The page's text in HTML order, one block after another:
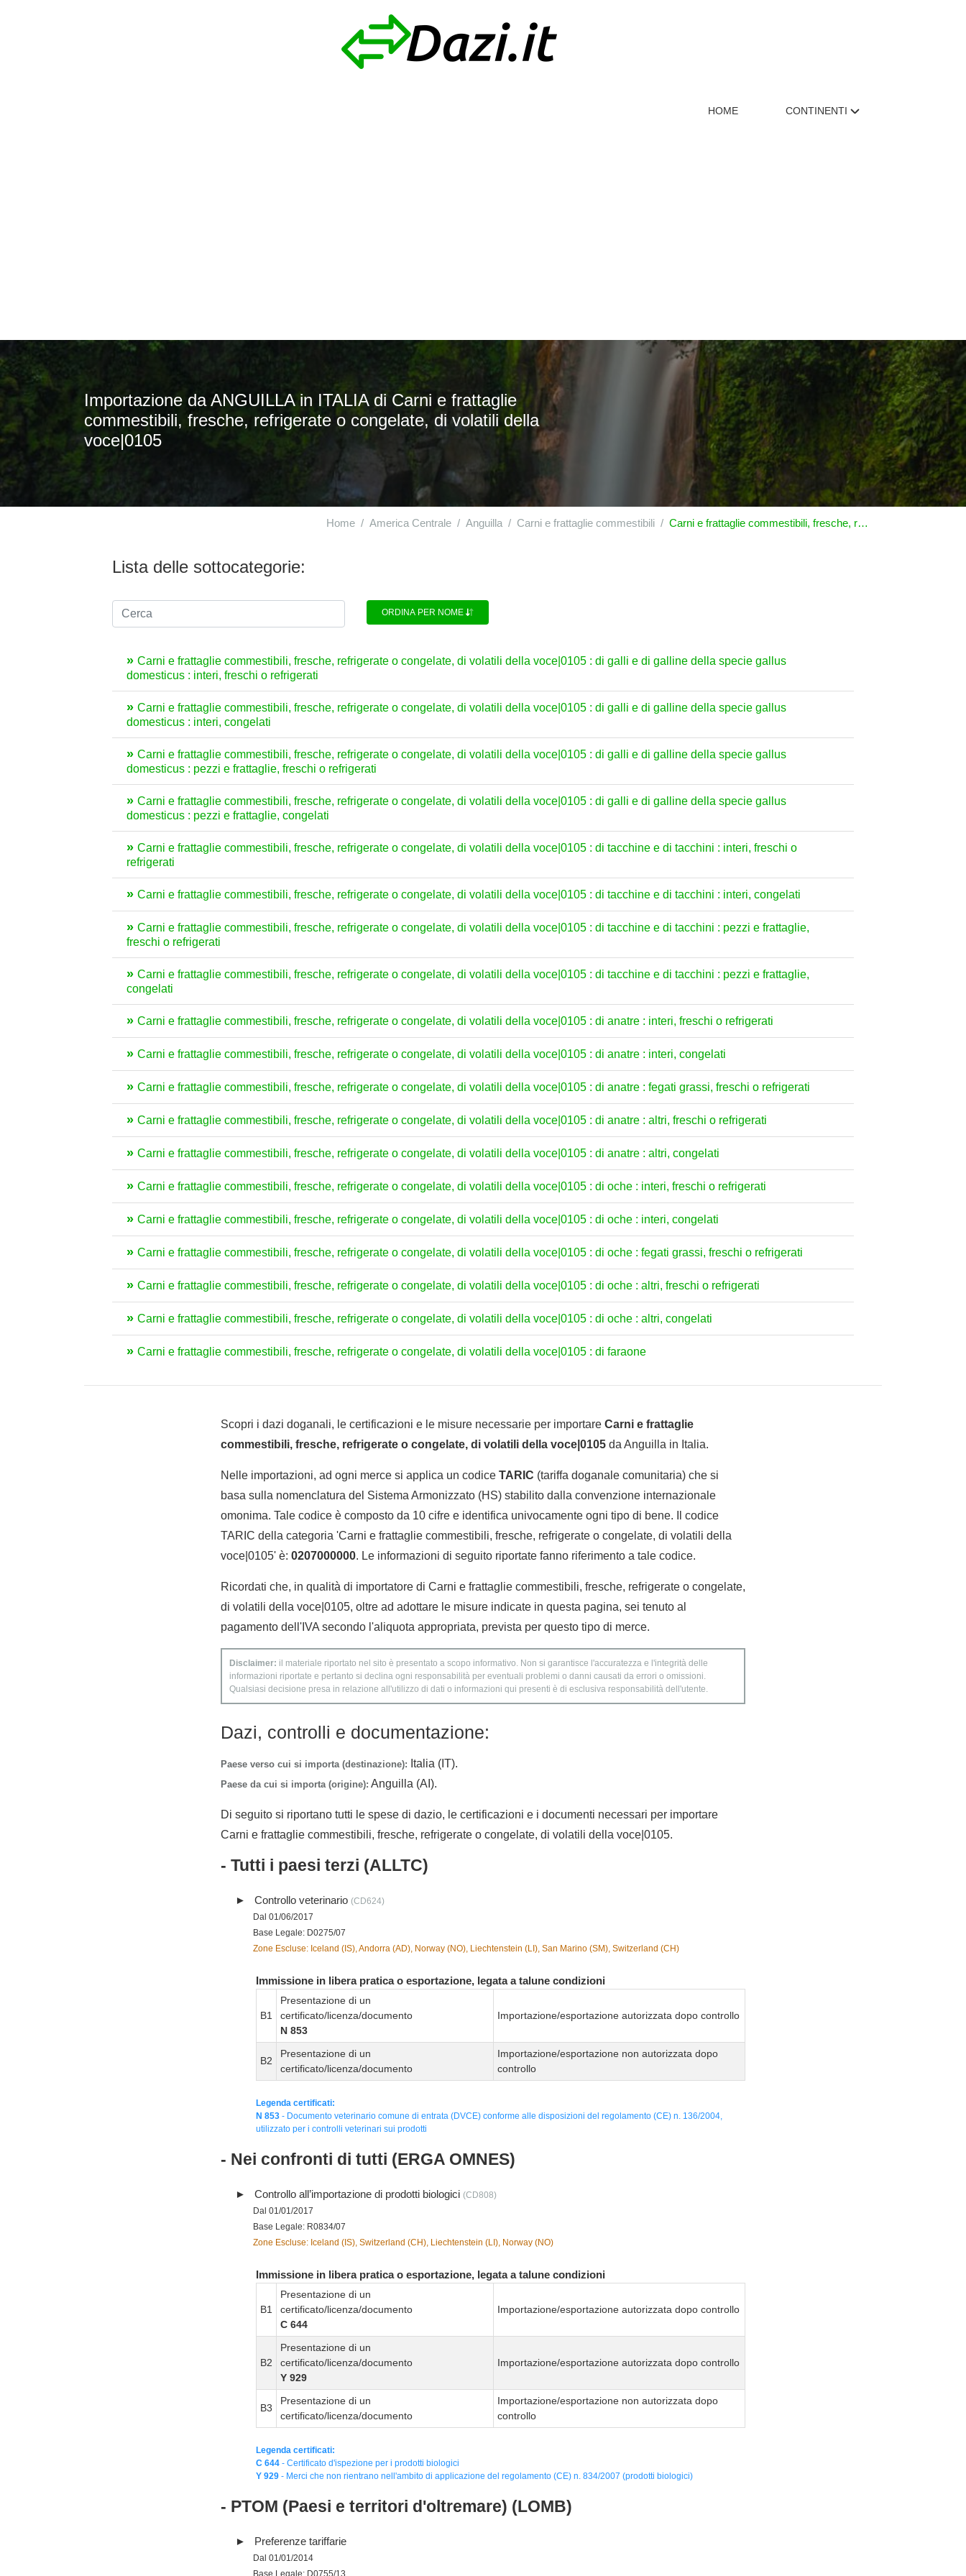
HOME CONTINENTI
Importazione da ANGUILLA in ITALIA di Carni e frattaglie
commestibili, fresche, refrigerate o congelate, di volatili della
voce|0105
Home America Centrale Anguilla Carni e frattaglie commestibili Carni e frattaglie commestibili, fresche, refrigerate o congelate, di volatili della voce|0105
Lista delle sottocategorie:
ORDINA PER NOME
Carni e frattaglie commestibili, fresche, refrigerate o congelate, di volatili della voce|0105 : di galli e di galline della specie gallus
domesticus : interi, freschi o refrigerati
Carni e frattaglie commestibili, fresche, refrigerate o congelate, di volatili della voce|0105 : di galli e di galline della specie gallus
domesticus : interi, congelati
Carni e frattaglie commestibili, fresche, refrigerate o congelate, di volatili della voce|0105 : di galli e di galline della specie gallus
domesticus : pezzi e frattaglie, freschi o refrigerati
Carni e frattaglie commestibili, fresche, refrigerate o congelate, di volatili della voce|0105 : di galli e di galline della specie gallus
domesticus : pezzi e frattaglie, congelati
Carni e frattaglie commestibili, fresche, refrigerate o congelate, di volatili della voce|0105 : di tacchine e di tacchini : interi, freschi o
refrigerati
Carni e frattaglie commestibili, fresche, refrigerate o congelate, di volatili della voce|0105 : di tacchine e di tacchini : interi, congelati
Carni e frattaglie commestibili, fresche, refrigerate o congelate, di volatili della voce|0105 : di tacchine e di tacchini : pezzi e frattaglie,
freschi o refrigerati
Carni e frattaglie commestibili, fresche, refrigerate o congelate, di volatili della voce|0105 : di tacchine e di tacchini : pezzi e frattaglie,
congelati
Carni e frattaglie commestibili, fresche, refrigerate o congelate, di volatili della voce|0105 : di anatre : interi, freschi o refrigerati
Carni e frattaglie commestibili, fresche, refrigerate o congelate, di volatili della voce|0105 : di anatre : interi, congelati
Carni e frattaglie commestibili, fresche, refrigerate o congelate, di volatili della voce|0105 : di anatre : fegati grassi, freschi o refrigerati
Carni e frattaglie commestibili, fresche, refrigerate o congelate, di volatili della voce|0105 : di anatre : altri, freschi o refrigerati
Carni e frattaglie commestibili, fresche, refrigerate o congelate, di volatili della voce|0105 : di anatre : altri, congelati
Carni e frattaglie commestibili, fresche, refrigerate o congelate, di volatili della voce|0105 : di oche : interi, freschi o refrigerati
Carni e frattaglie commestibili, fresche, refrigerate o congelate, di volatili della voce|0105 : di oche : interi, congelati
Carni e frattaglie commestibili, fresche, refrigerate o congelate, di volatili della voce|0105 : di oche : fegati grassi, freschi o refrigerati
Carni e frattaglie commestibili, fresche, refrigerate o congelate, di volatili della voce|0105 : di oche : altri, freschi o refrigerati
Carni e frattaglie commestibili, fresche, refrigerate o congelate, di volatili della voce|0105 : di oche : altri, congelati
Carni e frattaglie commestibili, fresche, refrigerate o congelate, di volatili della voce|0105 : di faraone
Scopri i dazi doganali, le certificazioni e le misure necessarie per importare Carni e frattaglie
commestibili, fresche, refrigerate o congelate, di volatili della voce|0105 da Anguilla in Italia.
Nelle importazioni, ad ogni merce si applica un codice TARIC (tariffa doganale comunitaria) che si
basa sulla nomenclatura del Sistema Armonizzato (HS) stabilito dalla convenzione internazionale
omonima. Tale codice è composto da 10 cifre e identifica univocamente ogni tipo di bene. Il codice
TARIC della categoria 'Carni e frattaglie commestibili, fresche, refrigerate o congelate, di volatili della
voce|0105' è: 0207000000. Le informazioni di seguito riportate fanno riferimento a tale codice.
Ricordati che, in qualità di importatore di Carni e frattaglie commestibili, fresche, refrigerate o congelate,
di volatili della voce|0105, oltre ad adottare le misure indicate in questa pagina, sei tenuto al
pagamento dell'IVA secondo l'aliquota appropriata, prevista per questo tipo di merce.
Disclaimer: il materiale riportato nel sito è presentato a scopo informativo. Non si garantisce l'accuratezza e l'integrità delle
informazioni riportate e pertanto si declina ogni responsabilità per eventuali problemi o danni causati da errori o omissioni.
Qualsiasi decisione presa in relazione all'utilizzo di dati o informazioni qui presenti è di esclusiva responsabilità dell'utente.
Dazi, controlli e documentazione:
Paese verso cui si importa (destinazione): Italia (IT).
Paese da cui si importa (origine): Anguilla (AI).
Di seguito si riportano tutti le spese di dazio, le certificazioni e i documenti necessari per importare
Carni e frattaglie commestibili, fresche, refrigerate o congelate, di volatili della voce|0105.
- Tutti i paesi terzi (ALLTC)
Controllo veterinario (CD624)
Dal 01/06/2017
Base Legale: D0275/07
Zone Escluse: Iceland (IS), Andorra (AD), Norway (NO), Liechtenstein (LI), San Marino (SM), Switzerland (CH)
Immissione in libera pratica o esportazione, legata a talune condizioni
B1
Presentazione di un
certificato/licenza/documento
N 853
Importazione/esportazione autorizzata dopo controllo
B2
Presentazione di un
certificato/licenza/documento
Importazione/esportazione non autorizzata dopo
controllo
Legenda certificati:
N 853 - Documento veterinario comune di entrata (DVCE) conforme alle disposizioni del regolamento (CE) n. 136/2004,
utilizzato per i controlli veterinari sui prodotti
- Nei confronti di tutti (ERGA OMNES)
Controllo all’importazione di prodotti biologici (CD808)
Dal 01/01/2017
Base Legale: R0834/07
Zone Escluse: Iceland (IS), Switzerland (CH), Liechtenstein (LI), Norway (NO)
Immissione in libera pratica o esportazione, legata a talune condizioni
B1
Presentazione di un
certificato/licenza/documento
C 644
Importazione/esportazione autorizzata dopo controllo
B2
Presentazione di un
certificato/licenza/documento
Y 929
Importazione/esportazione autorizzata dopo controllo
B3
Presentazione di un
certificato/licenza/documento
Importazione/esportazione non autorizzata dopo
controllo
Legenda certificati:
C 644 - Certificato d'ispezione per i prodotti biologici
Y 929 - Merci che non rientrano nell'ambito di applicazione del regolamento (CE) n. 834/2007 (prodotti biologici)
- PTOM (Paesi e territori d'oltremare) (LOMB)
Preferenze tariffarie
Dal 01/01/2014
Base Legale: D0755/13